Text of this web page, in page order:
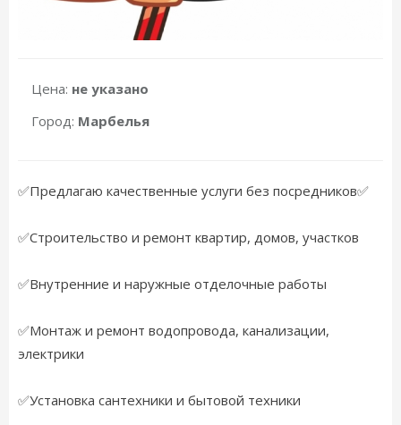
Цена: не указано
Город: Марбелья
✅Предлагаю качественные услуги без посредников✅
✅Строительство и ремонт квартир, домов, участков
✅Внутренние и наружные отделочные работы
✅Монтаж и ремонт водопровода, канализации,
электрики
✅Установка сантехники и бытовой техники